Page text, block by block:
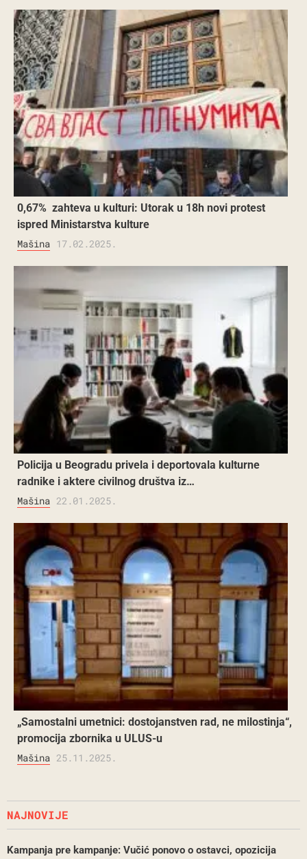
0,67% zahteva u kulturi: Utorak u 18h novi protest
ispred Ministarstva kulture
Mašina 17.02.2025.
Policija u Beogradu privela i deportovala kulturne
radnike i aktere civilnog društva iz…
Mašina 22.01.2025.
„Samostalni umetnici: dostojanstven rad, ne milostinja“,
promocija zbornika u ULUS-u
Mašina 25.11.2025.
NAJNOVIJE
Kampanja pre kampanje: Vučić ponovo o ostavci, opozicija